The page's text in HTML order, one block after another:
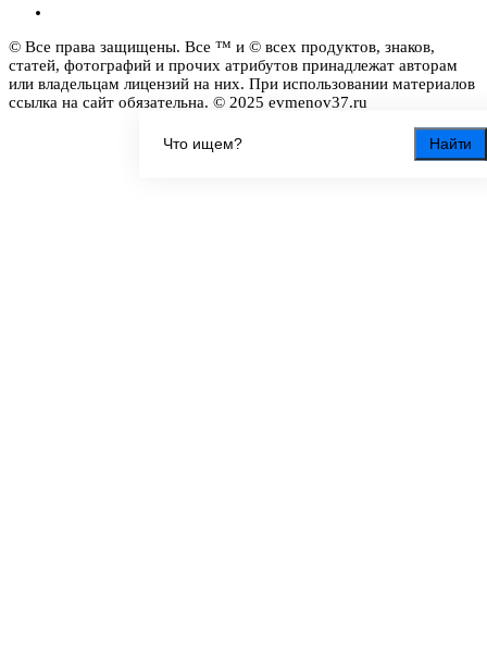
Найти
© Все права защищены. Все ™ и © всех продуктов, знаков,
статей, фотографий и прочих атрибутов принадлежат авторам
или владельцам лицензий на них. При использовании материалов
ссылка на сайт обязательна. © 2025 evmenov37.ru